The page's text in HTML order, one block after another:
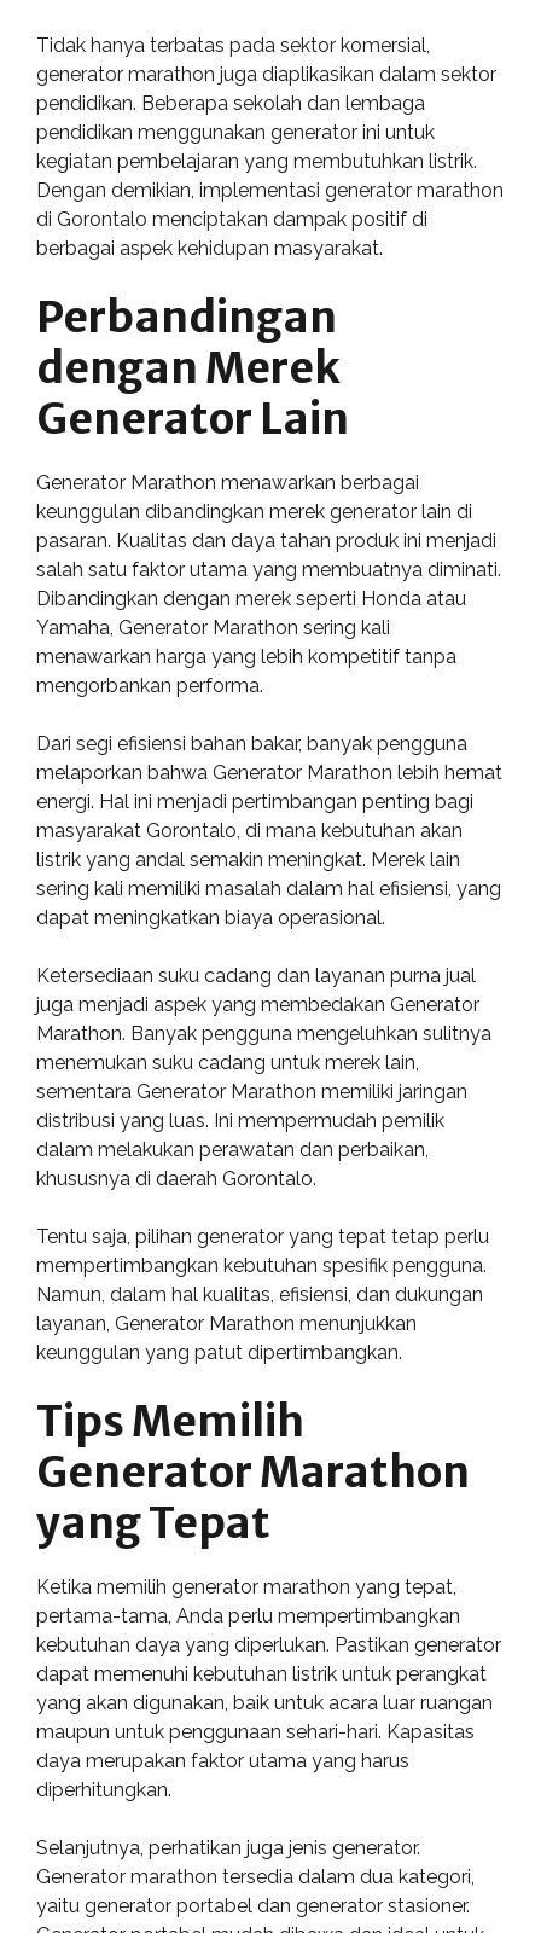
Tidak hanya terbatas pada sektor komersial,
generator marathon juga diaplikasikan dalam sektor
pendidikan. Beberapa sekolah dan lembaga
pendidikan menggunakan generator ini untuk
kegiatan pembelajaran yang membutuhkan listrik.
Dengan demikian, implementasi generator marathon
di Gorontalo menciptakan dampak positif di
berbagai aspek kehidupan masyarakat.
Perbandingan
dengan Merek
Generator Lain
Generator Marathon menawarkan berbagai
keunggulan dibandingkan merek generator lain di
pasaran. Kualitas dan daya tahan produk ini menjadi
salah satu faktor utama yang membuatnya diminati.
Dibandingkan dengan merek seperti Honda atau
Yamaha, Generator Marathon sering kali
menawarkan harga yang lebih kompetitif tanpa
mengorbankan performa.
Dari segi efisiensi bahan bakar, banyak pengguna
melaporkan bahwa Generator Marathon lebih hemat
energi. Hal ini menjadi pertimbangan penting bagi
masyarakat Gorontalo, di mana kebutuhan akan
listrik yang andal semakin meningkat. Merek lain
sering kali memiliki masalah dalam hal efisiensi, yang
dapat meningkatkan biaya operasional.
Ketersediaan suku cadang dan layanan purna jual
juga menjadi aspek yang membedakan Generator
Marathon. Banyak pengguna mengeluhkan sulitnya
menemukan suku cadang untuk merek lain,
sementara Generator Marathon memiliki jaringan
distribusi yang luas. Ini mempermudah pemilik
dalam melakukan perawatan dan perbaikan,
khususnya di daerah Gorontalo.
Tentu saja, pilihan generator yang tepat tetap perlu
mempertimbangkan kebutuhan spesifik pengguna.
Namun, dalam hal kualitas, efisiensi, dan dukungan
layanan, Generator Marathon menunjukkan
keunggulan yang patut dipertimbangkan.
Tips Memilih
Generator Marathon
yang Tepat
Ketika memilih generator marathon yang tepat,
pertama-tama, Anda perlu mempertimbangkan
kebutuhan daya yang diperlukan. Pastikan generator
dapat memenuhi kebutuhan listrik untuk perangkat
yang akan digunakan, baik untuk acara luar ruangan
maupun untuk penggunaan sehari-hari. Kapasitas
daya merupakan faktor utama yang harus
diperhitungkan.
Selanjutnya, perhatikan juga jenis generator.
Generator marathon tersedia dalam dua kategori,
yaitu generator portabel dan generator stasioner.